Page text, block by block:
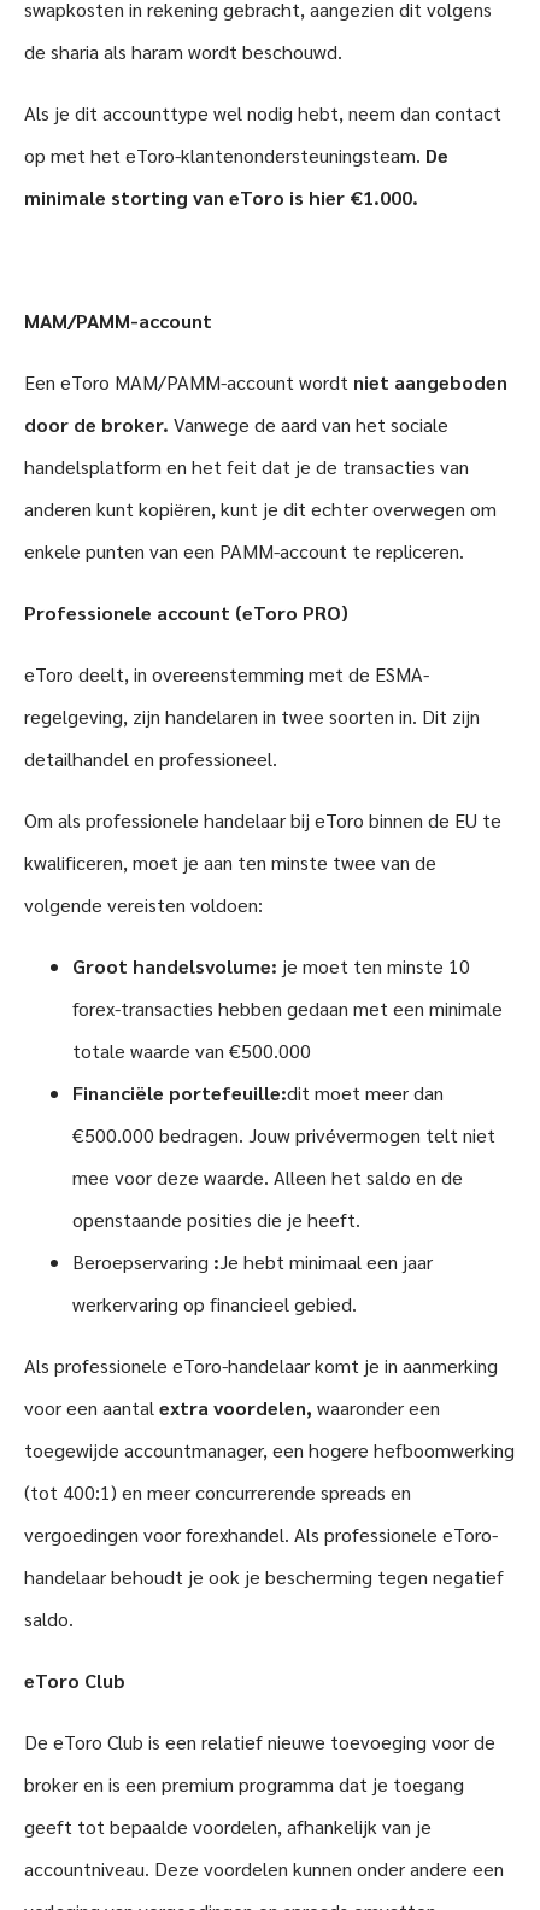
swapkosten in rekening gebracht, aangezien dit volgens
de sharia als haram wordt beschouwd.
Als je dit accounttype wel nodig hebt, neem dan contact
op met het eToro-klantenondersteuningsteam. De
minimale storting van eToro is hier €1.000.
MAM/PAMM-account
Een eToro MAM/PAMM-account wordt niet aangeboden
door de broker. Vanwege de aard van het sociale
handelsplatform en het feit dat je de transacties van
anderen kunt kopiëren, kunt je dit echter overwegen om
enkele punten van een PAMM-account te repliceren.
Professionele account (eToro PRO)
eToro deelt, in overeenstemming met de ESMA-
regelgeving, zijn handelaren in twee soorten in. Dit zijn
detailhandel en professioneel.
Om als professionele handelaar bij eToro binnen de EU te
kwalificeren, moet je aan ten minste twee van de
volgende vereisten voldoen:
Groot handelsvolume: je moet ten minste 10
forex-transacties hebben gedaan met een minimale
totale waarde van €500.000
Financiële portefeuille:dit moet meer dan
€500.000 bedragen. Jouw privévermogen telt niet
mee voor deze waarde. Alleen het saldo en de
openstaande posities die je heeft.
Beroepservaring :Je hebt minimaal een jaar
werkervaring op financieel gebied.
Als professionele eToro-handelaar komt je in aanmerking
voor een aantalextra voordelen, waaronder een
toegewijde accountmanager, een hogere hefboomwerking
(tot 400:1) en meer concurrerende spreads en
vergoedingen voor forexhandel. Als professionele eToro-
handelaar behoudt je ook je bescherming tegen negatief
saldo.
eToro Club
De eToro Club is een relatief nieuwe toevoeging voor de
broker en is een premium programma dat je toegang
geeft tot bepaalde voordelen, afhankelijk van je
accountniveau. Deze voordelen kunnen onder andere een